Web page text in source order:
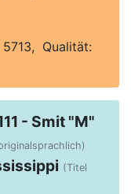
5713, Qualität:
- Smit "M"
(Titel